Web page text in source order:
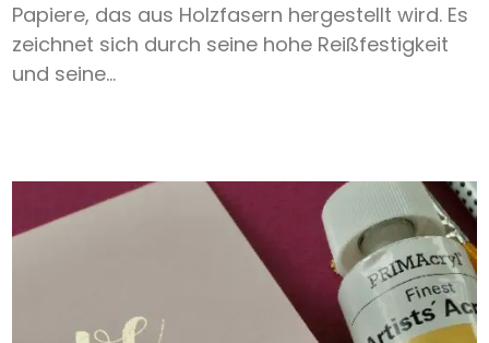
Papiere, das aus Holzfasern hergestellt wird. Es
zeichnet sich durch seine hohe Reißfestigkeit
und seine...